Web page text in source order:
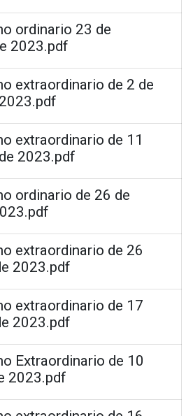
ordinario 23 de
2023.pdf
extraordinario de 2 de
extraordinario de 11
2023.pdf
ordinario de 26 de
extraordinario de 26
2023.pdf
extraordinario de 17
2023.pdf
Extraordinario de 10
2023.pdf